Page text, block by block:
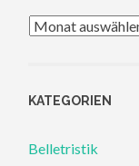
Archiv
KATEGORIEN
Belletristik